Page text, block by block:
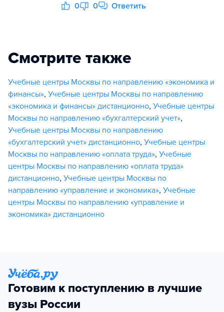
0 0 Ответить
Смотрите также
Учебные центры Москвы по направлению «экономика и
финансы», Учебные центры Москвы по направлению
«экономика и финансы» дистанционно, Учебные центры
Москвы по направлению «бухгалтерский учет»,
Учебные центры Москвы по направлению
«бухгалтерский учет» дистанционно, Учебные центры
Москвы по направлению «оплата труда», Учебные
центры Москвы по направлению «оплата труда»
дистанционно, Учебные центры Москвы по
направлению «управление и экономика», Учебные
центры Москвы по направлению «управление и
экономика» дистанционно
Готовим к поступлению в лучшие
вузы России